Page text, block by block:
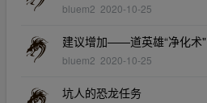
bluem2 2020-10-25
建议增加——道英雄“净化术"
bluem2 2020-10-25
坑人的恐龙任务